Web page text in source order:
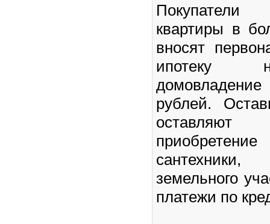
квартиры в
вносят
ипотеку
рублей.
земельного
платежи по